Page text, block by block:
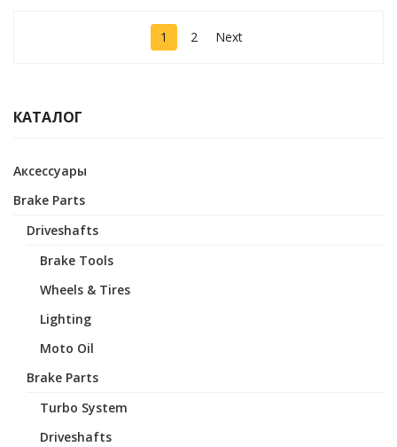
1 2 Next
КАТАЛОГ
Аксессуары
Brake Parts
Driveshafts
Brake Tools
Wheels & Tires
Lighting
Moto Oil
Brake Parts
Turbo System
Driveshafts